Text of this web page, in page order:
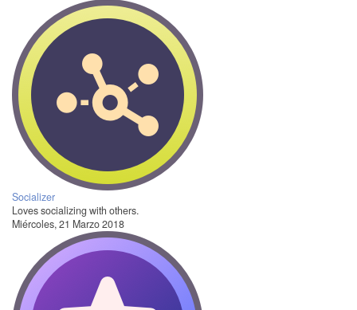
Socializer
Loves socializing with others.
Miércoles, 21 Marzo 2018